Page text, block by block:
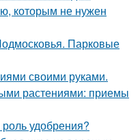
которым не нужен
Парковые
своими руками.
растениями: приемы
удобрения?